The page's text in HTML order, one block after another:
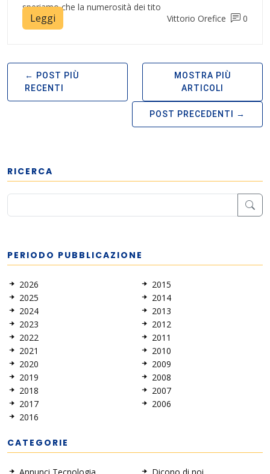
speriamo che la numerosità dei tito
Leggi Vittorio Orefice 0
POST PIÙ
RECENTI
MOSTRA PIÙ
ARTICOLI
POST PRECEDENTI
RICERCA
PERIODO PUBBLICAZIONE
2026
2025
2024
2023
2022
2021
2020
2019
2018
2017
2016
2015
2014
2013
2012
2011
2010
2009
2008
2007
2006
CATEGORIE
Annunci Tecnologia Dicono di noi